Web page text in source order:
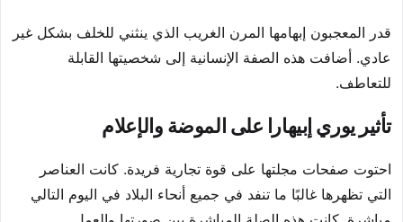
قدر المعجبون إبهامها المرن الغريب الذي ينثني للخلف بشكل غير
عادي. أضافت هذه الصفة الإنسانية إلى شخصيتها القابلة
للتعاطف.
تأثير يوري إبيهارا على الموضة والإعلام
احتوت صفحات مجلتها على قوة تجارية فريدة. كانت العناصر
التي تظهرها غالبًا ما تنفد في جميع أنحاء البلاد في اليوم التالي